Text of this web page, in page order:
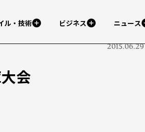
ル・技術 ビジネス ニュース
2015.06.29
会